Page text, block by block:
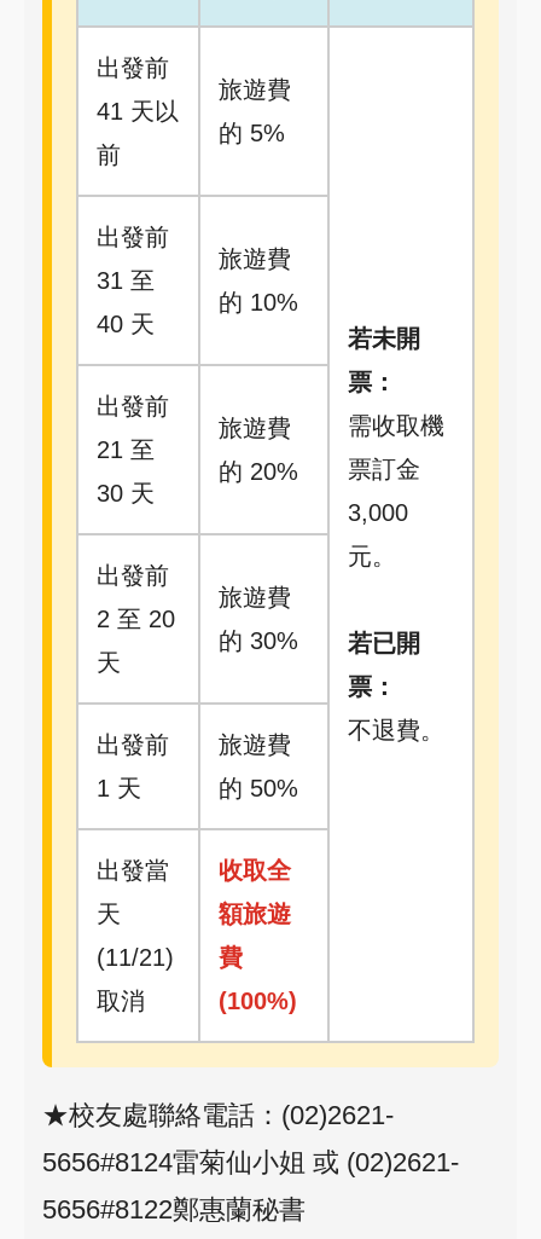
出發前
41 天以
前
旅遊費
的 5%
若未開
票：
需收取機
票訂金
3,000
元。
若已開
票：
不退費。
出發前
31 至
40 天
旅遊費
的 10%
出發前
21 至
30 天
旅遊費
的 20%
出發前
2 至 20
天
旅遊費
的 30%
出發前
1 天
旅遊費
的 50%
出發當
天
(11/21)
取消
收取全
額旅遊
費
(100%)
★校友處聯絡電話：(02)2621-
5656#8124雷菊仙小姐 或 (02)2621-
5656#8122鄭惠蘭秘書